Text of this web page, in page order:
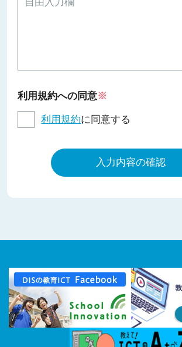
利用規約への同意※
利用規約に同意する
入力内容の確認